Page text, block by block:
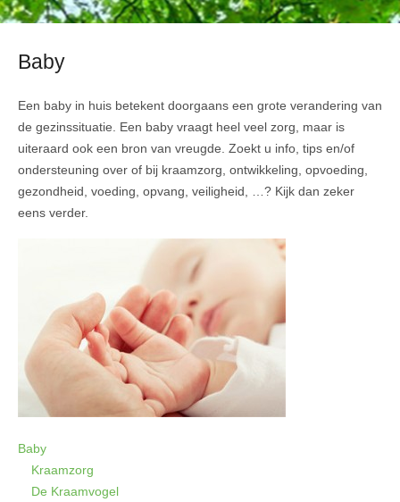
Baby
Een baby in huis betekent doorgaans een grote verandering van
de gezinssituatie. Een baby vraagt heel veel zorg, maar is
uiteraard ook een bron van vreugde. Zoekt u info, tips en/of
ondersteuning over of bij kraamzorg, ontwikkeling, opvoeding,
gezondheid, voeding, opvang, veiligheid, …? Kijk dan zeker
eens verder.
Baby
Kraamzorg
De Kraamvogel